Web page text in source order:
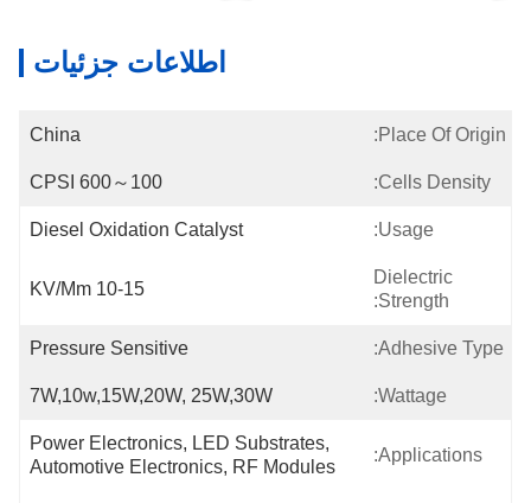
اطلاعات جزئیات
Place Of Origin:
China
Cells Density:
100～600 CPSI
Usage:
Diesel Oxidation Catalyst
Dielectric
Strength:
10-15 KV/mm
Adhesive Type:
Pressure Sensitive
Wattage:
7W,10w,15W,20W, 25W,30W
Applications:
Power Electronics, LED Substrates,
Automotive Electronics, RF Modules